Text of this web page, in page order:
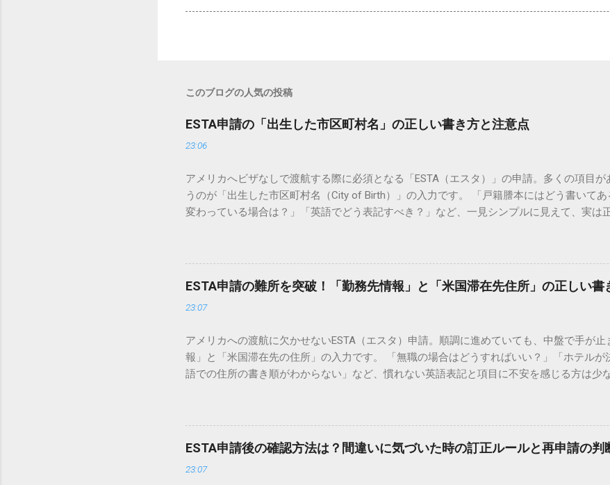
このブログの人気の投稿
ESTA申請の「出生した市区町村名」の正しい書き方と注意点
23:06
アメリカへビザなしで渡航する際に必須となる「ESTA（エスタ）」の申請。多くの項目が
うのが「出生した市区町村名（City of Birth）」の入力です。 「戸籍謄本にはどう書いて
変わっている場合は？」「英語でどう表記すべき？」など、一見シンプルに見えて、実は
くある疑問、エラーを防ぐための具体的な対策まで、基本ルールを詳しく解説します。
名」の基本ルール ESTAは米国の国土安全保障省が管理するシステムです。入力はすべて
が鉄則です。 パスポートの記載と合わせるのが大原則 ESTA申請の最も重要なポイントは
されている情報と一致させること」**です。 しかし、日本のパスポートの「本籍地」や「
までしか記載されていないことが一般的です。一方、ESTAの項目には「出生した市区町村
ーマ字入力） 市区町村名は、ヘボン式ローマ字で入力します。 例：新宿区 → SHINJUKU ま
市 → YOKOHAMA または YOKOHAMA-SHI 例：隠岐郡海士町 → AMA または AMA-CHO 基
「YOKOHAMA」のように、市区町村名のみ（ハイフン以下なし）でも問題なく受理され
た場合 生まれた時の地名と、現在の地名が異なるケースです。 対策： 原則として「現在
し、パスポート申請時に使用した戸籍謄本に基づいた名称であれば、当時の名称でも大き
の名称を入力するのが一般的でスムーズです。 2. 生まれた場所が分からない場合 どうして
ESTA申請の難所を突破！「勤務先情報」と「米国滞在先住所」の正しい書
23:07
アメリカへの渡航に欠かせないESTA（エスタ）申請。順調に進めていても、中盤で手が
報」と「米国滞在先の住所」の入力です。 「無職の場合はどうすればいい？」「ホテル
語での住所の書き順がわからない」など、慣れない英語表記と項目に不安を感じる方は少
ズに通過させ、安心して出発の日を迎えるための準備を整えましょう。 1. 勤務先情報（
き方 アメリカ当局は、申請者が「自国に仕事や生活の基盤があり、不法滞在する意図が
先情報を求めています。 現職がある場合（会社員・公務員など） すべて英語（ローマ字）
英語公式サイトを確認しておくと確実です。 役職（Job Title）： 正確な役職名が不明な場合
務職）、 SALES REPRESENTATIVE （営業職）、 MANAGER （管理職）など、一般的な名
ESTA申請後の確認方法は？間違いに気づいた時の訂正ルールと再申請の判
23:07